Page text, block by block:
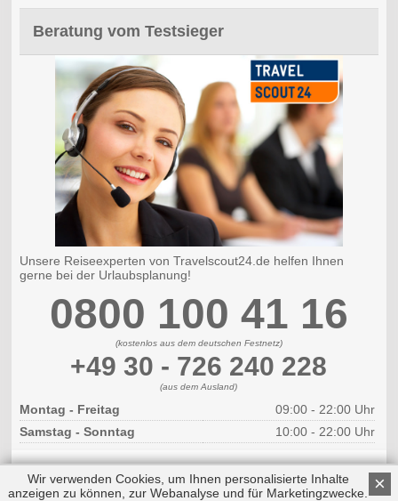
Beratung vom Testsieger
Unsere Reiseexperten von Travelscout24.de helfen Ihnen
gerne bei der Urlaubsplanung!
0800 100 41 16
(kostenlos aus dem deutschen Festnetz)
+49 30 - 726 240 228
(aus dem Ausland)
Montag - Freitag
09:00 - 22:00 Uhr
Samstag - Sonntag
10:00 - 22:00 Uhr
×
Wir verwenden Cookies, um Ihnen personalisierte Inhalte
anzeigen zu können, zur Webanalyse und für Marketingzwecke.